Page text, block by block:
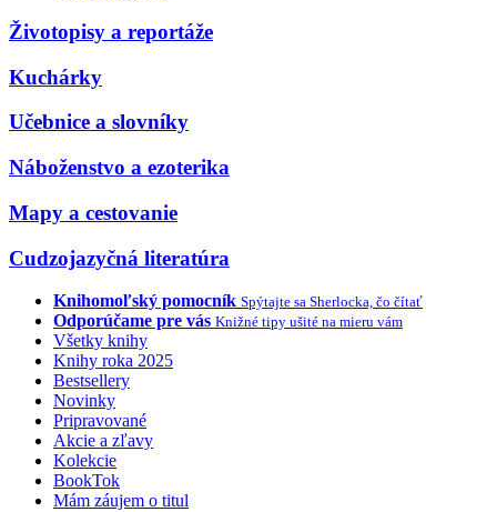
Životopisy a reportáže
Kuchárky
Učebnice a slovníky
Náboženstvo a ezoterika
Mapy a cestovanie
Cudzojazyčná literatúra
Knihomoľský pomocník Spýtajte sa Sherlocka, čo čítať
Odporúčame pre vás Knižné tipy ušité na mieru vám
Všetky knihy
Knihy roka 2025
Bestsellery
Novinky
Pripravované
Akcie a zľavy
Kolekcie
BookTok
Mám záujem o titul